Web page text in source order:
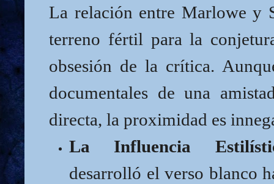
La relación entre Marlowe y
terreno fértil para la
obsesión de la crítica.
documentales de una
directa, la proximidad es
La Influencia
desarrolló el verso blanco